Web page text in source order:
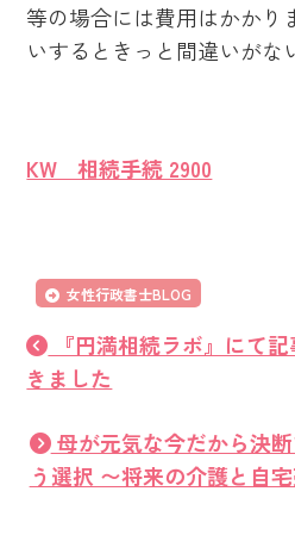
等の場合には費用はかかり
いするときっと間違いがな
KW_ 相続手続 2900
女性行政書士BLOG
『円満相続ラボ』にて
きました
母が元気な今だから決
う選択 〜将来の介護と自